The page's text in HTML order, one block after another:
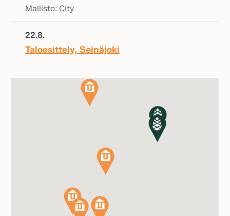
Mallisto: City
22.8.
Taloesittely, Seinäjoki